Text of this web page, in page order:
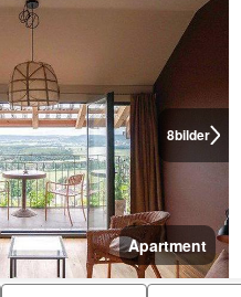
8bilder
Apartment